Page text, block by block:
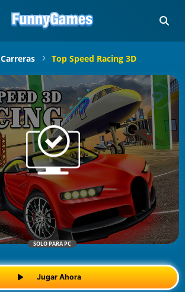
Carreras Top Speed Racing 3D
SOLO PARA PC
Jugar Ahora